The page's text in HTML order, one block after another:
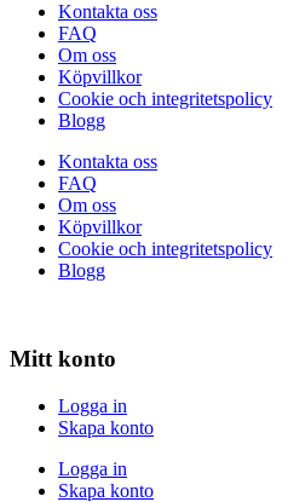
Kontakta oss
FAQ
Om oss
Köpvillkor
Cookie och integritetspolicy
Blogg
Kontakta oss
FAQ
Om oss
Köpvillkor
Cookie och integritetspolicy
Blogg
Mitt konto
Logga in
Skapa konto
Logga in
Skapa konto